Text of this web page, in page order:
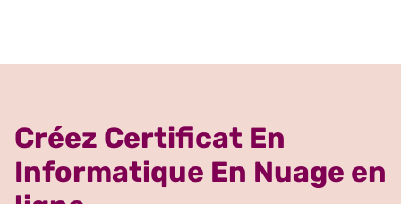
Créez Certificat En
Informatique En Nuage en